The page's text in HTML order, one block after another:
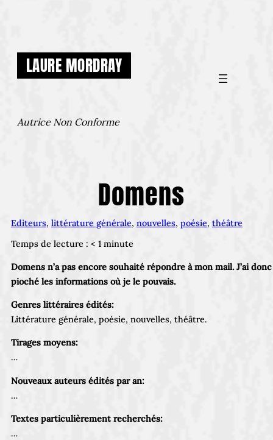
LAURE MORDRAY
Autrice Non Conforme
Domens
Editeurs, littérature générale, nouvelles, poésie, théâtre
Temps de lecture : < 1 minute
Domens n’a pas encore souhaité répondre à mon mail. J’ai donc
pioché les informations où je le pouvais.
Genres littéraires édités:
Littérature générale, poésie, nouvelles, théâtre.
Tirages moyens:
…
Nouveaux auteurs édités par an:
…
Textes particulièrement recherchés:
…